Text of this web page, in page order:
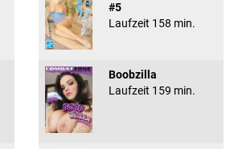
#5
Laufzeit 158 min.
Boobzilla
Laufzeit 159 min.